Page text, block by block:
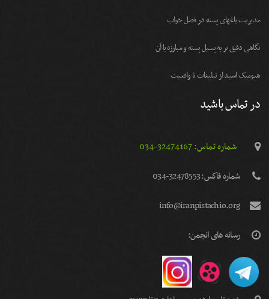
مديريت باغهای پسته در فصل خواب
نگاهی دقیق تر به پسیل پسته و مبارزه با آن
هیومیک اسید از تبلیغات تا واقعیت
در تماس باشید
شماره تماس: 32474167-034
شماره فاكس: 32478553-034
info@iranpistachio.org
رسانه های انجمن: